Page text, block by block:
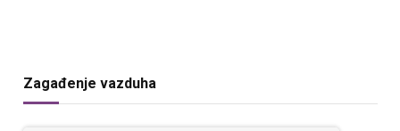
Zagađenje vazduha